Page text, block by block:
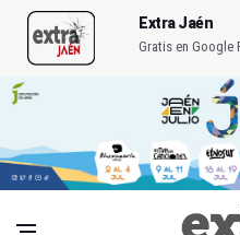
Extra Jaén
Gratis en Google